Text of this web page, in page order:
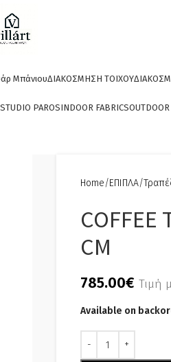
ΜπάνιουΔΙΑΚΟΣΜΗΣΗ ΤΟΙΧΟΥ
PAROSINDOOR FABRICS
Home ΕΠΙΠΛΑ
COFFEE
CM
785.00€ Τιμή
Available on